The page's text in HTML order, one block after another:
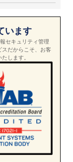
います
セキュリティ管理
だからこそ、お客
します。